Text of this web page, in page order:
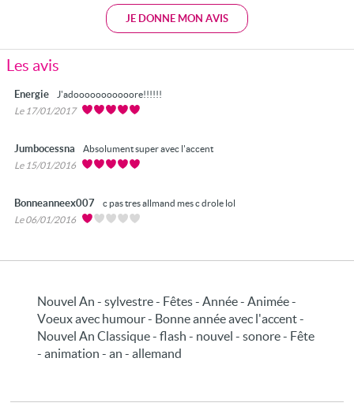
JE DONNE MON AVIS
Les avis
Energie
J'adooooooooooore!!!!!!
Le 17/01/2017
Jumbocessna
Absolument super avec l'accent
Le 15/01/2016
Bonneanneex007
c pas tres allmand mes c drole lol
Le 06/01/2016
Nouvel An - sylvestre - Fêtes - Année - Animée -
Voeux avec humour - Bonne année avec l'accent -
Nouvel An Classique - flash - nouvel - sonore - Fête
- animation - an - allemand